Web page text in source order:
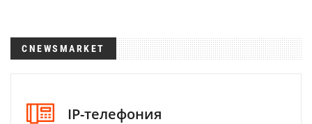
CNEWSMARKET
IP-телефония